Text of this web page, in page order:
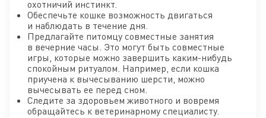
охотничий инстинкт.
Обеспечьте кошке возможность двигаться
и наблюдать в течение дня.
Предлагайте питомцу совместные занятия
в вечерние часы. Это могут быть совместные
игры, которые можно завершить каким-нибудь
спокойным ритуалом. Например, если кошка
приучена к вычесыванию шерсти, можно
вычесывать ее перед сном.
Следите за здоровьем животного и вовремя
обращайтесь к ветеринарному специалисту.